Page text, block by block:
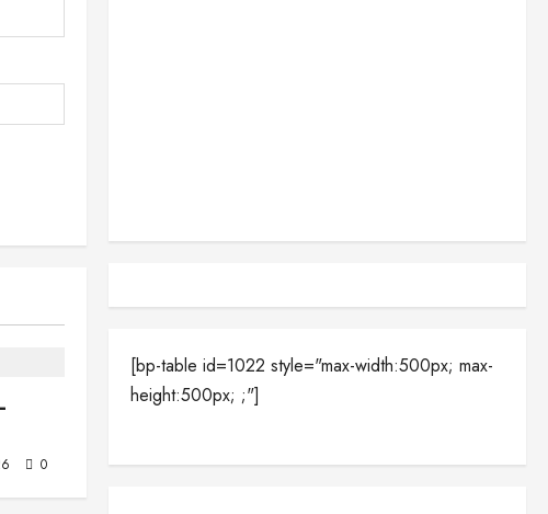
0
[bp-table id=1022 style="max-width:500px; max-
height:500px; ;"]